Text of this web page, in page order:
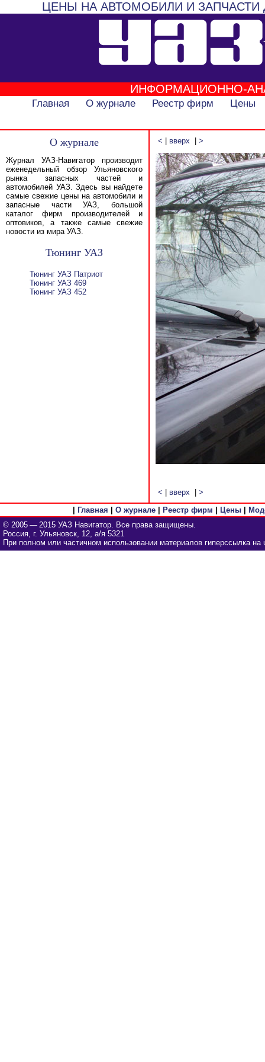
ЦЕНЫ НА АВТОМОБИЛИ И
ИНФОРМАЦИОННО-
Главная О журнале Реестр фирм Цены
О журнале
Журнал УАЗ-Навигатор производит
еженедельный обзор Ульяновского
рынка запасных частей и
автомобилей УАЗ. Здесь вы найдете
самые свежие цены на автомобили и
запасные части УАЗ, большой
каталог фирм производителей и
оптовиков, а также самые свежие
новости из мира УАЗ.
Тюнинг УАЗ
Тюнинг УАЗ Патриот
Тюнинг УАЗ 469
Тюнинг УАЗ 452
< вверх >
< вверх
>
Главная О журнале| Реестр фирм Цены|
© 2005 — 2015 УАЗ Навигатор. Все права защищены.
Россия, г. Ульяновск, 12, а/я 5321
При полном или частичном использовании материалов гиперссылка на